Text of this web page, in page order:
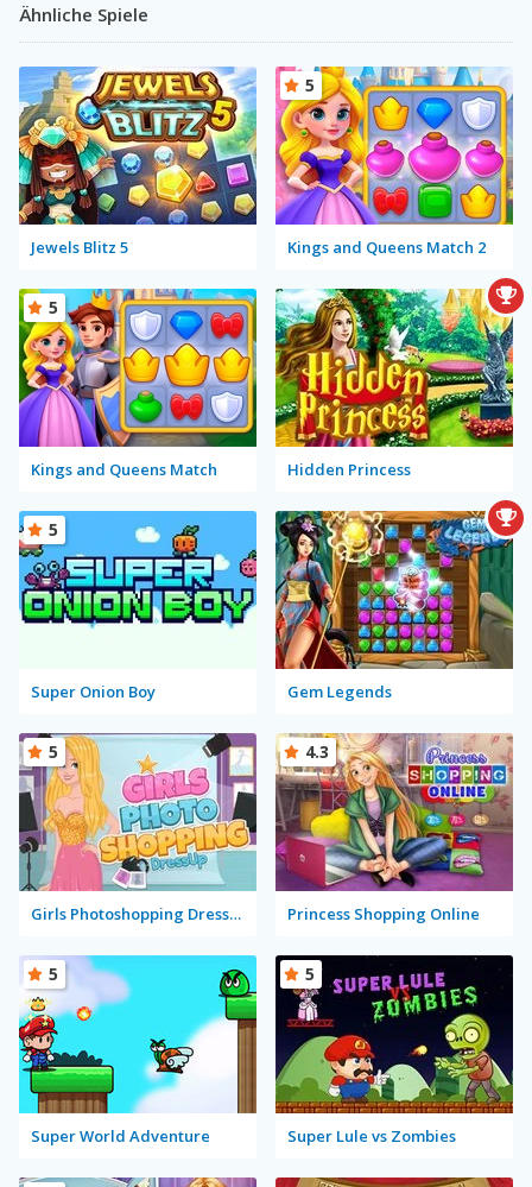
Ähnliche Spiele
Jewels Blitz 5 Kings and Queens Match 2
5
Kings and Queens Match
5
Hidden Princess
Super Onion Boy
5
Gem Legends
Girls Photoshopping Dressup
5
Princess Shopping Online
4.3
Super World Adventure
5
Super Lule vs Zombies
5